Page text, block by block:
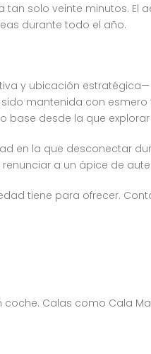
solo veinte minutos. El
durante todo el año.
y ubicación
mantenida con
base desde la que
en la que desconectar
a un ápice de
tiene para ofrecer.
Calas como Cala